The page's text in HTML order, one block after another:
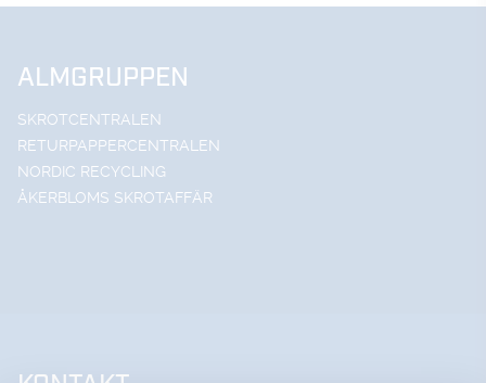
ALMGRUPPEN
SKROTCENTRALEN
RETURPAPPERCENTRALEN
NORDIC RECYCLING
ÅKERBLOMS SKROTAFFÄR